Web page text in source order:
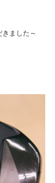
ました～